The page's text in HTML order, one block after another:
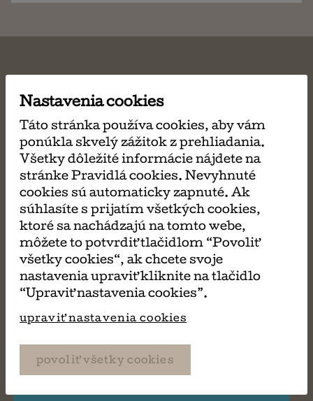
MÔŽE SA VÁM TIEŽ
PÁČIŤ
Koala, ktorá môže
Rachel Bright
Lev v srdci
Nastavenia cookies
Táto stránka používa cookies, aby vám
ponúkla skvelý zážitok z prehliadania.
Všetky dôležité informácie nájdete na
stránke Pravidlá cookies. Nevyhnuté
cookies sú automaticky zapnuté. Ak
súhlasíte s prijatím všetkých cookies,
ktoré sa nachádzajú na tomto webe,
môžete to potvrdiť tlačidlom “Povoliť
všetky cookies“, ak chcete svoje
nastavenia upraviť kliknite na tlačidlo
“Upraviť nastavenia cookies”.
upraviť nastavenia cookies
povoliť všetky cookies